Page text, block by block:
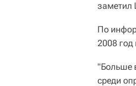
По
2008 год
"Больше
среди